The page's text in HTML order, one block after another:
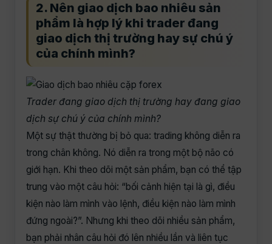
2. Nên giao dịch bao nhiêu sản
phẩm là hợp lý khi trader đang
giao dịch thị trường hay sự chú ý
của chính mình?
Trader đang giao dịch thị trường hay đang giao
dịch sự chú ý của chính mình?
Một sự thật thường bị bỏ qua: trading không diễn ra
trong chân không. Nó diễn ra trong một bộ não có
giới hạn. Khi theo dõi một sản phẩm, bạn có thể tập
trung vào một câu hỏi: “bối cảnh hiện tại là gì, điều
kiện nào làm mình vào lệnh, điều kiện nào làm mình
đứng ngoài?”. Nhưng khi theo dõi nhiều sản phẩm,
bạn phải nhân câu hỏi đó lên nhiều lần và liên tục